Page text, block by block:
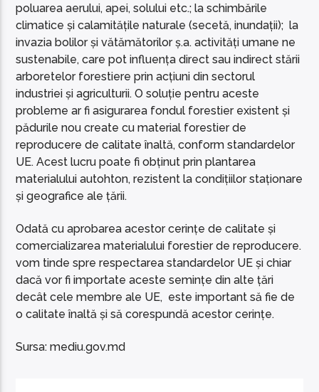
poluarea aerului, apei, solului etc.; la schimbările
climatice și calamitățile naturale (secetă, inundații); la
invazia bolilor și vătămătorilor ș.a. activități umane ne
sustenabile, care pot influența direct sau indirect stării
arboretelor forestiere prin acțiuni din sectorul
industriei și agriculturii. O soluție pentru aceste
probleme ar fi asigurarea fondul forestier existent și
pădurile nou create cu material forestier de
reproducere de calitate înaltă, conform standardelor
UE. Acest lucru poate fi obținut prin plantarea
materialului autohton, rezistent la condițiilor staționare
și geografice ale țării.
Odată cu aprobarea acestor cerințe de calitate și
comercializarea materialului forestier de reproducere.
vom tinde spre respectarea standardelor UE și chiar
dacă vor fi importate aceste semințe din alte țări
decât cele membre ale UE, este important să fie de
o calitate înaltă și să corespundă acestor cerințe.
Sursa: mediu.gov.md